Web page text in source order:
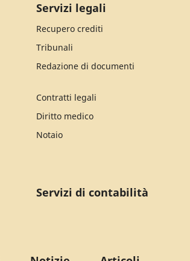
Servizi legali
Recupero crediti
Tribunali
Redazione di documenti
Contratti legali
Diritto medico
Notaio
Servizi di contabilità